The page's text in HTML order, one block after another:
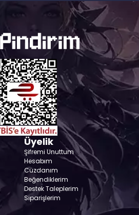
Üyelik
Şifremi Unuttum
Hesabım
Cüzdanım
Beğendiklerim
Destek Taleplerim
Siparişlerim